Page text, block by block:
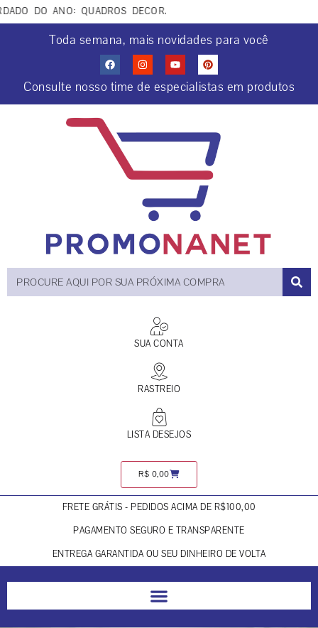
DO ANO: QUADROS DECORATIVOS COCRIAÇÕES COM
Toda semana, mais novidades para você
Consulte nosso time de especialistas em produtos
SUA CONTA
RASTREIO
LISTA DESEJOS
R$ 0,00
FRETE GRÁTIS - PEDIDOS ACIMA DE R$100,00
PAGAMENTO SEGURO E TRANSPARENTE
ENTREGA GARANTIDA OU SEU DINHEIRO DE VOLTA